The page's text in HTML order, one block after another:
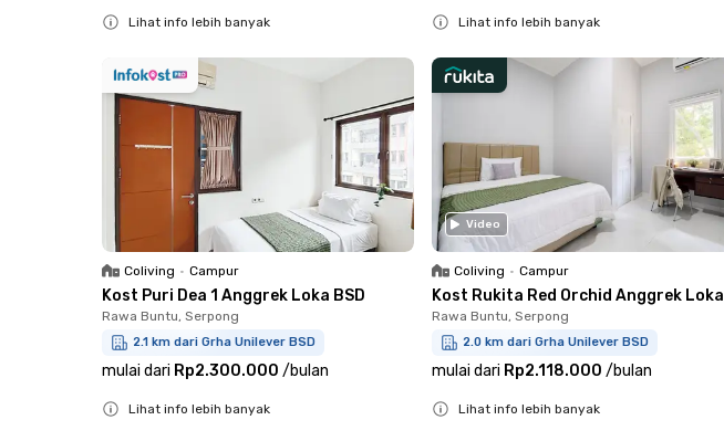
Lihat info lebih banyak Lihat info lebih banyak
Coliving • Campur
Kost Puri Dea 1 Anggrek Loka BSD
Rawa Buntu, Serpong
2.1 km dari Grha Unilever BSD
mulai dari Rp2.300.000 /bulan
Lihat info lebih banyak
Video
Coliving • Campur
Kost Rukita Red Orchid Anggrek Loka
Rawa Buntu, Serpong
2.0 km dari Grha Unilever BSD
mulai dari Rp2.118.000 /bulan
Lihat info lebih banyak